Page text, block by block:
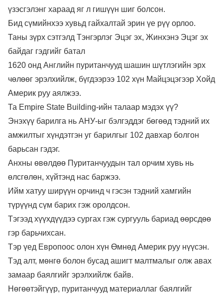
үзэсгэлэнг хараад яг л гишүүн шиг болсон.
Бид сүмийнхээ хувьд гайхалтай эрин үе рүү орлоо.
Таны зүрх сэтгэлд Тэнгэрлэг Эцэг эх, Жинхэнэ Эцэг эх
байдаг гэдгийг батал
1620 онд Английн пуританчууд шашин шүтлэгийн эрх
чөлөөг эрэлхийлж, бүгдээрээ 102 хүн Майцэцэгээр Хойд
Америк руу аялжээ.
Та Empire State Building-ийн талаар мэдэх үү?
Энэхүү барилга нь АНУ-ыг бэлгэддэг бөгөөд тэдний их
амжилтыг хүндэтгэн уг барилгыг 102 давхар болгон
барьсан гэдэг.
Анхны өвөлдөө Пуританчуудын тал орчим хувь нь
өлсгөлөн, хүйтэнд нас баржээ.
Ийм хатуу ширүүн орчинд ч гэсэн тэдний хамгийн
түрүүнд сүм барих гэж оролдсон.
Тэгээд хүүхдүүдээ сургах гэж сургууль бариад өөрсдөө
гэр барьчихсан.
Тэр үед Европоос олон хүн Өмнөд Америк руу нүүсэн.
Тэд алт, мөнгө болон бусад ашигт малтмалыг олж авах
замаар баялгийг эрэлхийлж байв.
Нөгөөтэйгүүр, пуританчууд материаллаг баялгийг